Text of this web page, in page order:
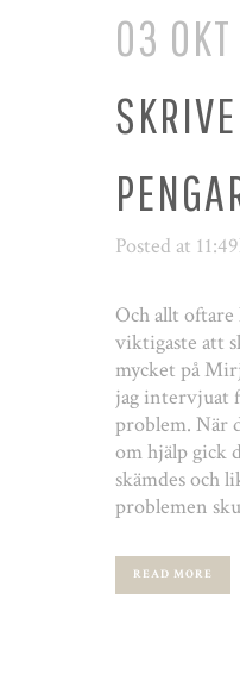
03 OKT
Posted at
Och allt
viktigaste att
mycket på
jag intervjuat
problem. När
om hjälp gick
skämdes och
problemen
READ MORE